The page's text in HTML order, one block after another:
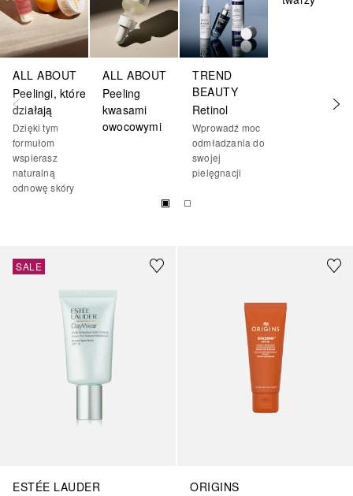
ALL ABOUT
Peelingi, które
działają
Dzięki tym
formułom
wspierasz
naturalną
odnowę skóry
ALL ABOUT
Peeling
kwasami
owocowymi
TREND
BEAUTY
Retinol
Wprowadź moc
odmładzania do
swojej
pielęgnacji
ESTÉE LAUDER
SALE
ORIGINS